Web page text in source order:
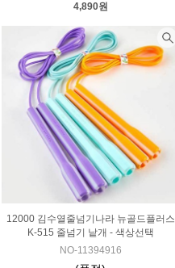
4,890원
12000 김수열줄넘기나라 뉴골드플러스
K-515 줄넘기 낱개 - 색상선택
NO-11394916